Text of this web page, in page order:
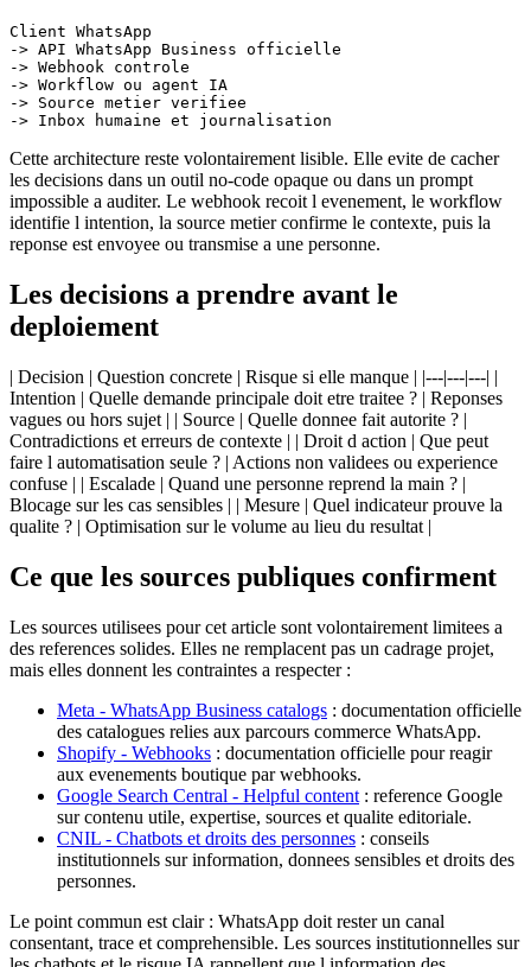
Client WhatsApp
-> API WhatsApp Business officielle
-> Webhook controle
-> Workflow ou agent IA
-> Source metier verifiee
Cette architecture reste volontairement lisible. Elle evite de cacher
les decisions dans un outil no-code opaque ou dans un prompt
impossible a auditer. Le webhook recoit l evenement, le workflow
identifie l intention, la source metier confirme le contexte, puis la
reponse est envoyee ou transmise a une personne.
Les decisions a prendre avant le
deploiement
| Decision | Question concrete | Risque si elle manque | |---|---|---| |
Intention | Quelle demande principale doit etre traitee ? | Reponses
vagues ou hors sujet | | Source | Quelle donnee fait autorite ? |
Contradictions et erreurs de contexte | | Droit d action | Que peut
faire l automatisation seule ? | Actions non validees ou experience
confuse | | Escalade | Quand une personne reprend la main ? |
Blocage sur les cas sensibles | | Mesure | Quel indicateur prouve la
qualite ? | Optimisation sur le volume au lieu du resultat |
Ce que les sources publiques confirment
Les sources utilisees pour cet article sont volontairement limitees a
des references solides. Elles ne remplacent pas un cadrage projet,
mais elles donnent les contraintes a respecter :
Meta - WhatsApp Business catalogs : documentation officielle
des catalogues relies aux parcours commerce WhatsApp.
Shopify - Webhooks : documentation officielle pour reagir
aux evenements boutique par webhooks.
Google Search Central - Helpful content : reference Google
sur contenu utile, expertise, sources et qualite editoriale.
CNIL - Chatbots et droits des personnes : conseils
institutionnels sur information, donnees sensibles et droits des
personnes.
Le point commun est clair : WhatsApp doit rester un canal
consentant, trace et comprehensible. Les sources institutionnelles sur